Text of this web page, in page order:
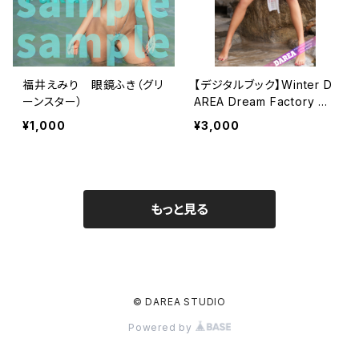
福井えみり 眼鏡ふき（グリ
ーンスター）
¥1,000
【デジタルブック】Winter D
AREA Dream Factory Ma
gazine
¥3,000
もっと見る
© DAREA STUDIO
Powered by